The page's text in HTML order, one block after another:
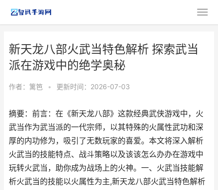
新天龙八部火武当特色解析 探索武当
派在游戏中的绝学奥秘
作者： 篱笆 • 更新时间：2026-07-03
摘要：前言：在《新天龙八部》这款经典武侠游戏中，火
武当作为武当派的一代宗师，以其特殊的火属性武功和深
厚的内功修为，吸引了无数玩家的喜爱。本文将深入解析
火武当的技能特点、战斗策略以及该该怎么办办在游戏中
玩转火武当，助你成为战场上的火神。一、火武当技能解
析火武当的技能以火属性为主,新天龙八部火武当特色解析